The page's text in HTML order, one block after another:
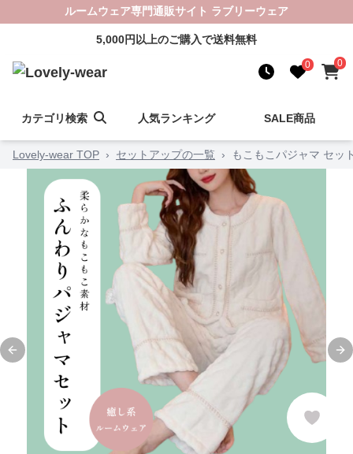
ルームウェア専門通販サイト ラブリーウェア
5,000円以上のご購入で送料無料
0 0
カテゴリ検索 人気ランキング SALE商品
Lovely-wear TOP › セットアップの一覧 › もこもこパジャマ セッ
Previous slide